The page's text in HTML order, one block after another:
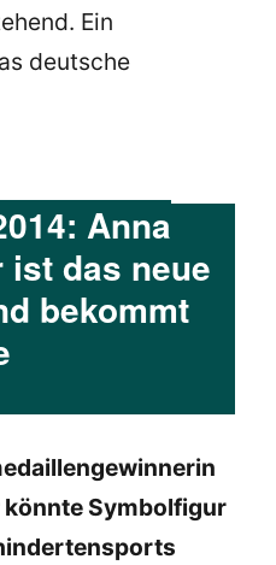
Ein
deutsche
Anna
das neue
bekommt
Symbolfigur